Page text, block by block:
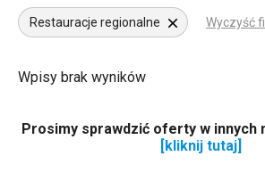
Restauracje regionalne Wyczyść
Wpisy brak wyników
Prosimy sprawdzić oferty w innych
[kliknij tutaj]